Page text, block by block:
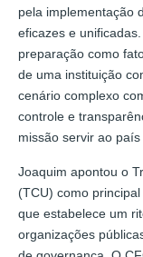
pela implementação
eficazes e
preparação como
de uma instituição
cenário complexo
controle e
missão servir ao
Joaquim apontou o
(TCU) como
que estabelece um
organizações